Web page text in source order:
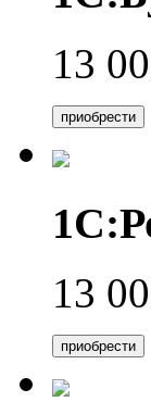
13
приобрести
13
приобрести